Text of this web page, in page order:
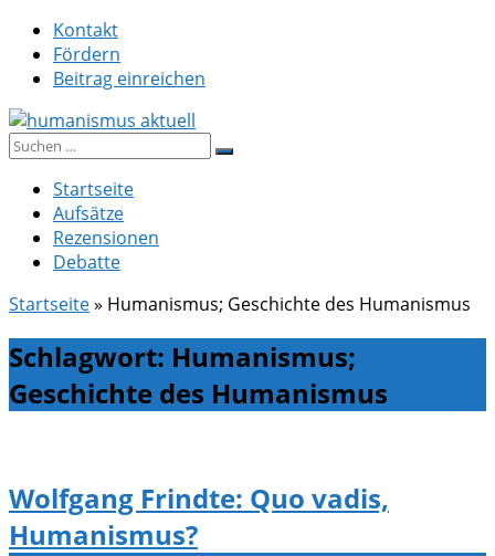
Zum
Inhalt
springen
Kontakt
Fördern
Beitrag einreichen
humanismus aktuell
Suche
Startseite
Aufsätze
Rezensionen
Debatte
Startseite» Humanismus; Geschichte des Humanismus
Schlagwort: Humanismus;
Geschichte des Humanismus
Wolfgang Frindte: Quo vadis,
Humanismus?